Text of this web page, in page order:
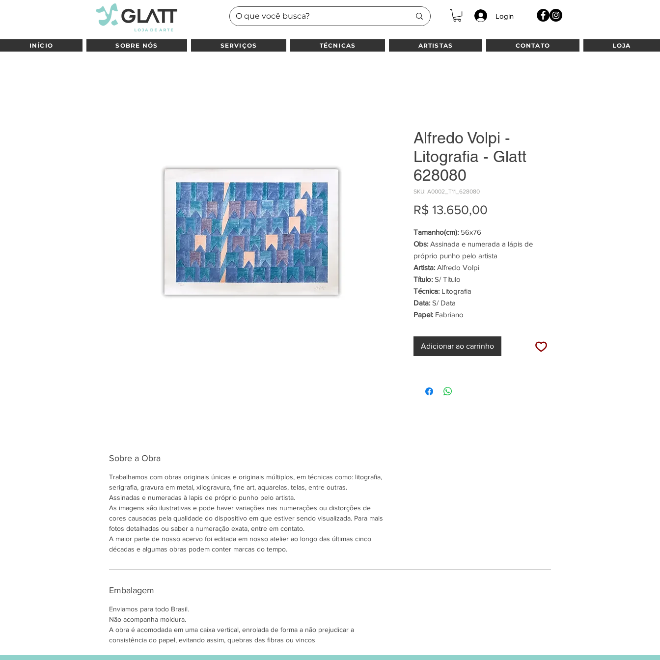
Login
INÍCIO SOBRE NÓS SERVIÇOS TÉCNICAS ARTISTAS CONTATO LOJA
Alfredo Volpi -
Litografia - Glatt
628080
SKU: A0002_T11_628080
R$ 13.650,00
Tamanho(cm): 56x76
Obs: Assinada e numerada a lápis de
próprio punho pelo artista
Artista: Alfredo Volpi
Título: S/ Título
Técnica: Litografia
Data: S/ Data
Papel: Fabriano
Adicionar ao carrinho
Sobre a Obra
Trabalhamos com obras originais únicas e originais múltiplos, em técnicas como: litografia,
serigrafia, gravura em metal, xilogravura, fine art, aquarelas, telas, entre outras.
Assinadas e numeradas à lapis de próprio punho pelo artista.
As imagens são ilustrativas e pode haver variações nas numerações ou distorções de
cores causadas pela qualidade do dispositivo em que estiver sendo visualizada. Para mais
fotos detalhadas ou saber a numeração exata, entre em contato.
A maior parte de nosso acervo foi editada em nosso atelier ao longo das últimas cinco
décadas e algumas obras podem conter marcas do tempo.
Embalagem
Enviamos para todo Brasil.
Não acompanha moldura.
A obra é acomodada em uma caixa vertical, enrolada de forma a não prejudicar a
consistência do papel, evitando assim, quebras das fibras ou vincos